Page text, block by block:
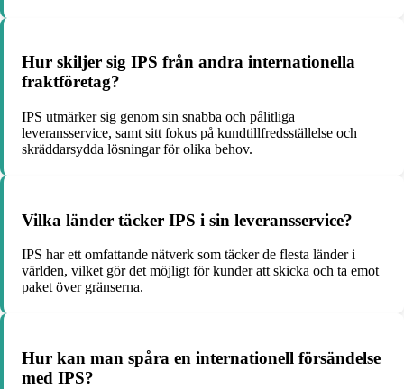
Hur skiljer sig IPS från andra internationella
fraktföretag?
IPS utmärker sig genom sin snabba och pålitliga
leveransservice, samt sitt fokus på kundtillfredsställelse och
skräddarsydda lösningar för olika behov.
Vilka länder täcker IPS i sin leveransservice?
IPS har ett omfattande nätverk som täcker de flesta länder i
världen, vilket gör det möjligt för kunder att skicka och ta emot
paket över gränserna.
Hur kan man spåra en internationell försändelse
med IPS?